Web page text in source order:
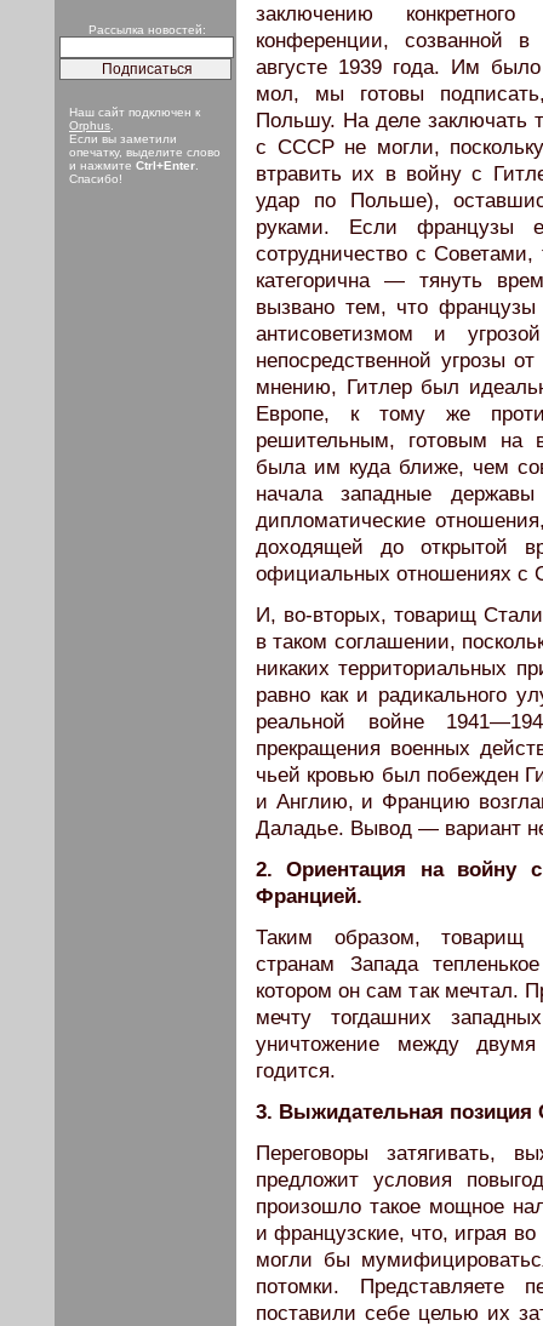
Рассылка новостей:
Наш сайт подключен к
Orphus
Если вы заметили
опечатку, выделите слово
и нажмите Ctrl+Enter
Спасибо!
заключению
конференции, созванной
августе 1939 года. Им
мол, мы готовы
Польшу. На деле заключать
с СССР не могли,
втравить их в войну с
удар по Польше),
руками. Если французы
сотрудничество с
категорична — тянуть
вызвано тем, что
антисоветизмом и
непосредственной угрозы
мнению, Гитлер был
Европе, к тому же
решительным, готовым на
была им куда ближе, чем
начала западные
дипломатические
доходящей до открытой
официальных отношениях с
И, во-вторых, товарищ
в таком соглашении,
никаких территориальных
равно как и радикального
реальной войне
прекращения военных
чьей кровью был побежден
и Англию, и Францию
Даладье. Вывод — вариант
2. Ориентация на войну
Францией.
Таким образом, товарищ
странам Запада
котором он сам так мечтал.
мечту тогдашних
уничтожение между
годится.
3. Выжидательная позиция
Переговоры затягивать,
предложит условия
произошло такое мощное
и французские, что, играя
могли бы
потомки. Представляете
поставили себе целью их